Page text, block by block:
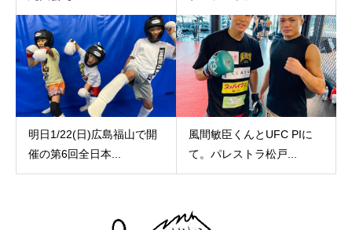
明日1/22(日)広島福山で開
催の第6回全日本...
風間敏臣くんとUFC PIに
て。パレストラ松戸...